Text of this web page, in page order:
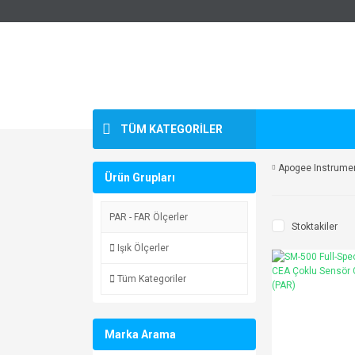
TÜM KATEGORİLER
Ürün Grupları
PAR - FAR Ölçerler
Işık Ölçerler
Tüm Kategoriler
Marka Arama
Apogee
Stoktakiler